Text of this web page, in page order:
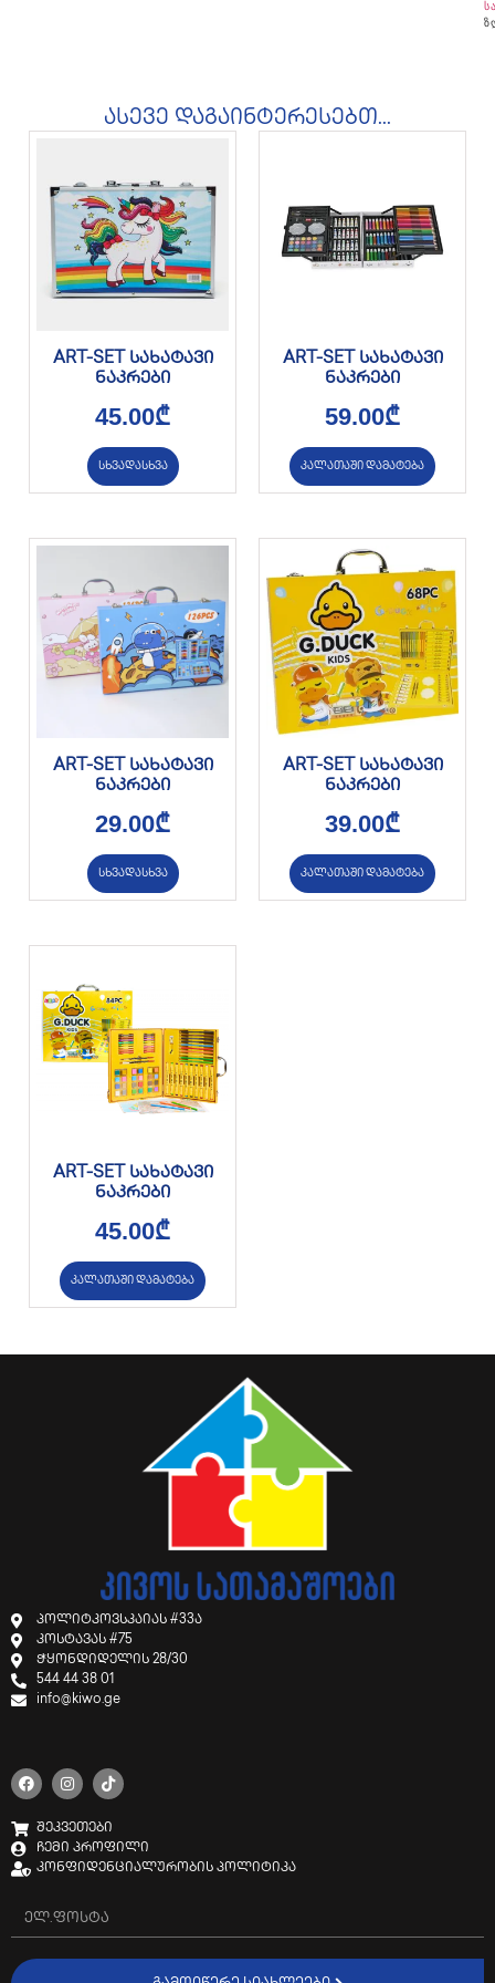
ასევე დაგაინტერესებთ...
ART-SET სახატავი
ნაკრები
45.00₾
სხვადასხვა
ART-SET სახატავი
ნაკრები
59.00₾
კალათაში დამატება
ART-SET სახატავი
ნაკრები
29.00₾
სხვადასხვა
ART-SET სახატავი
ნაკრები
39.00₾
კალათაში დამატება
ART-SET სახატავი
ნაკრები
45.00₾
კალათაში დამატება
პოლიტკოვსკაიას #33ა
კოსტავას #75
ჭყონდიდელის 28/30
544 44 38 01
info@kiwo.ge
შეკვეთები
ჩემი პროფილი
კონფიდენციალურობის პოლიტიკა